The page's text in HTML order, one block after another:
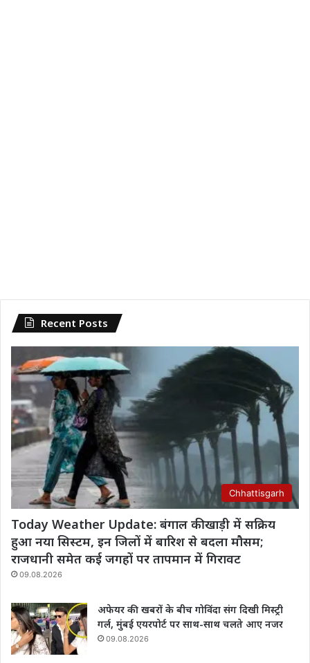
Recent Posts
Chhattisgarh
Today Weather Update: बंगाल की खाड़ी में सक्रिय
हुआ नया सिस्टम, इन जिलों में बारिश से बदला मौसम;
राजधानी समेत कई जगहों पर तापमान में गिरावट
09.08.2026
अफेयर की खबरों के बीच गोविंदा संग दिखी मिस्ट्री
गर्ल, मुंबई एयरपोर्ट पर साथ-साथ चलते आए नजर
09.08.2026